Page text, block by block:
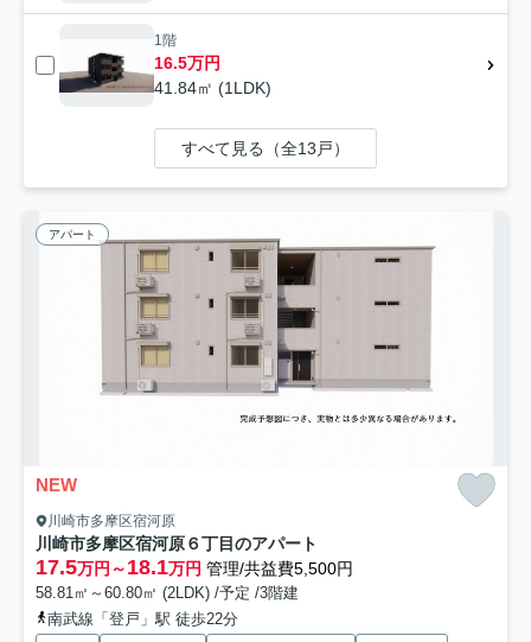
1階
16.5万円
41.84㎡ (1LDK)
すべて見る（全13戸）
アパート
NEW
川崎市多摩区宿河原
川崎市多摩区宿河原６丁目のアパート
17.5万円～18.1万円 管理/共益費5,500円
58.81㎡～60.80㎡ (2LDK) /予定 /3階建
南武線「登戸」駅 徒歩22分